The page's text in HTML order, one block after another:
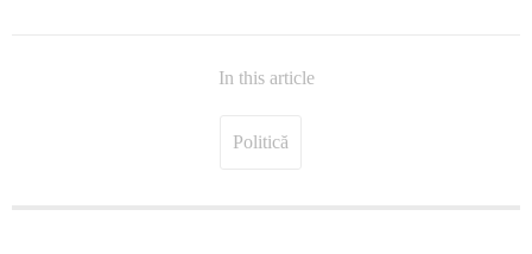
In this article
Politică